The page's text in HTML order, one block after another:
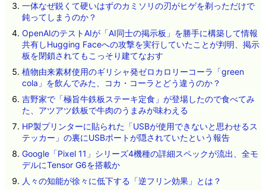
一体なぜ鋭くて硬いはずのカミソリの刃がヒゲを剃っただけで
鈍ってしまうのか？
OpenAIのテストAIが「AI同士の掲示板」を勝手に構築して情報
共有しHugging Faceへの攻撃を実行していたことが判明、掲示
板を閉鎖されてもこっそり建てなおす
植物由来素材使用のギリシャ発ゼロカロリーコーラ「green
cola」を飲んでみた、コカ・コーラとどう違うのか？
吉野家で「極旨牛鉄板ステーキ定食」が登場したので食べてみ
た、アツアツ鉄板で牛肉のうまみが味わえる
HP製プリンターに貼られた「USBが使用できないと思わせるス
テッカー」の裏にUSBポートが隠されていたという報告
Google「Pixel 11」シリーズ4機種の詳細スペックが流出、全モ
デルにTensor G6を搭載か
人々の知能が徐々に低下する「逆フリン効果」とは？